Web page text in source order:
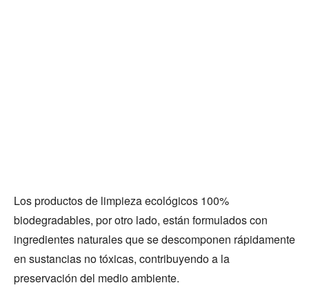
Los productos de limpieza ecológicos 100%
biodegradables, por otro lado, están formulados con
ingredientes naturales que se descomponen rápidamente
en sustancias no tóxicas, contribuyendo a la
preservación del medio ambiente.